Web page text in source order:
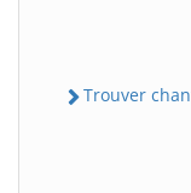
Trouver